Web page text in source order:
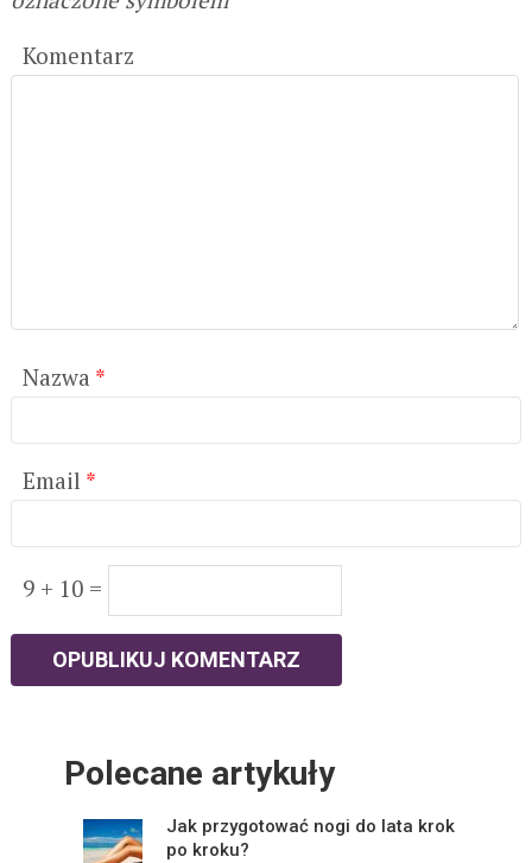
Komentarz
Nazwa *
Email *
9 + 10 =
Polecane artykuły
Jak przygotować nogi do lata krok
po kroku?